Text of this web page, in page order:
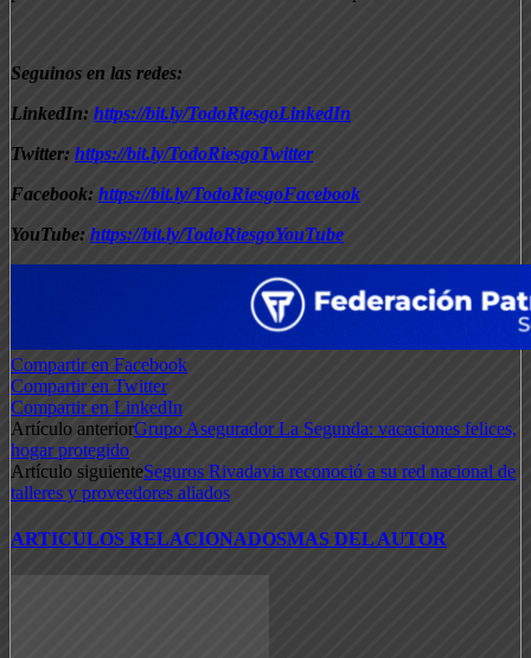
Seguinos en las redes:
LinkedIn: https://bit.ly/TodoRiesgoLinkedIn
Twitter: https://bit.ly/TodoRiesgoTwitter
Facebook: https://bit.ly/TodoRiesgoFacebook
YouTube: https://bit.ly/TodoRiesgoYouTube
Compartir en Facebook
Compartir en Twitter
Compartir en LinkedIn
Artículo anteriorGrupo Asegurador La Segunda: vacaciones felices,
hogar protegido
Artículo siguienteSeguros Rivadavia reconoció a su red nacional de
talleres y proveedores aliados
ARTICULOS RELACIONADOSMAS DEL AUTOR